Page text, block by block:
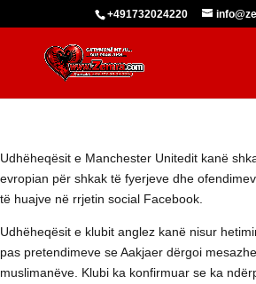
+491732024220
Udhëheqësit e Manchester Unitedit kanë
evropian për shkak të fyerjeve dhe
të huajve në rrjetin social Facebook.
Udhëheqësit e klubit anglez kanë nisur
pas pretendimeve se Aakjaer dërgoi
muslimanëve. Klubi ka konfirmuar se ka